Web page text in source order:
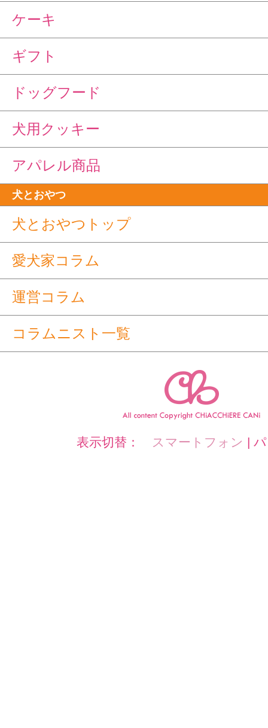
ケーキ
ギフト
ドッグフード
犬用クッキー
アパレル商品
犬とおやつ
犬とおやつトップ
愛犬家コラム
運営コラム
コラムニスト一覧
表示切替： スマートフォン |